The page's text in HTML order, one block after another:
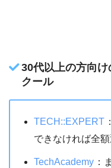
30代以上の方向
クール
TECH::EXPERT
できなければ全
TechAcademy ：